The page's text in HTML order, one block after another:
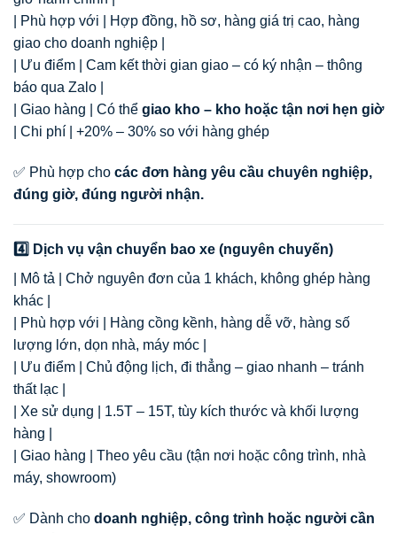
| Phù hợp với | Hợp đồng, hồ sơ, hàng giá trị cao, hàng
giao cho doanh nghiệp |
| Ưu điểm | Cam kết thời gian giao – có ký nhận – thông
báo qua Zalo |
| Giao hàng | Có thể giao kho – kho hoặc tận nơi hẹn giờ
| Chi phí | +20% – 30% so với hàng ghép
✅ Phù hợp cho các đơn hàng yêu cầu chuyên nghiệp,
đúng giờ, đúng người nhận.
4️⃣ Dịch vụ vận chuyển bao xe (nguyên chuyến)
| Mô tả | Chở nguyên đơn của 1 khách, không ghép hàng
khác |
| Phù hợp với | Hàng cồng kềnh, hàng dễ vỡ, hàng số
lượng lớn, dọn nhà, máy móc |
| Ưu điểm | Chủ động lịch, đi thẳng – giao nhanh – tránh
thất lạc |
| Xe sử dụng | 1.5T – 15T, tùy kích thước và khối lượng
hàng |
| Giao hàng | Theo yêu cầu (tận nơi hoặc công trình, nhà
máy, showroom)
✅ Dành cho doanh nghiệp, công trình hoặc người cần